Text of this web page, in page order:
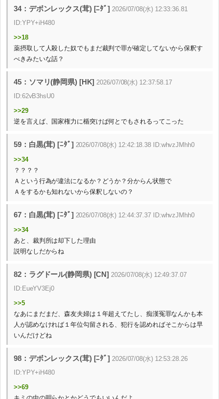
34：デボンレックス(茸) [ﾆﾀﾞ] 2026/07/08(水) 12:33:36.81
ID:YPY+iH480
>>18
薬摂取して人殺した奴でもまだ裁判で罪が確定してないから保釈す
べきみたいな話？
45：ソマリ(静岡県) [HK] 2026/07/08(水) 12:37:58.17
ID:62vB3hsU0
>>29
逆を言えば、国家権力に楯突けば何とでもされるってこった
59：白黒(茸) [ﾆﾀﾞ] 2026/07/08(水) 12:42:18.38 ID:whvzJMhh0
>>34
？？？？
Ａという行為が違法になるか？どうか？分からん状態で
Ａをするかも知れないから保釈しないの？
67：白黒(茸) [ﾆﾀﾞ] 2026/07/08(水) 12:44:37.37 ID:whvzJMhh0
>>34
あと、裁判所は却下した理由
説明なしだからね
82：ラグドール(静岡県) [CN] 2026/07/08(水) 12:49:37.07
ID:EueYV3Ej0
>>5
なあにまだまだ、森友夫婦は１年超えてたし、痴漢冤罪なんかも本
人が認めなければ１年位勾留される、犯行を認めればそこからは早
いんだけどね
98：デボンレックス(茸) [ﾆﾀﾞ] 2026/07/08(水) 12:53:28.26
ID:YPY+iH480
>>69